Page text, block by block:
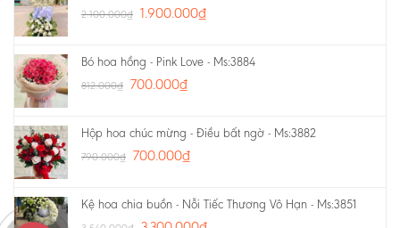
2.100.000₫ 1.900.000₫
Bó hoa hồng - Pink Love - Ms:3884
812.000₫ 700.000₫
Hộp hoa chúc mừng - Điều bất ngờ - Ms:3882
790.000₫ 700.000₫
Kệ hoa chia buồn - Nỗi Tiếc Thương Vô Hạn - Ms:3851